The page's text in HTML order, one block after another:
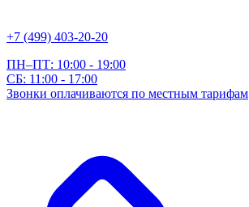
+7 (499) 403-20-20
ПН–ПТ: 10:00 - 19:00
СБ: 11:00 - 17:00
Звонки оплачиваются по местным тарифам